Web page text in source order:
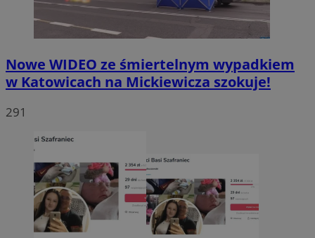
Nowe WIDEO ze śmiertelnym wypadkiem
w Katowicach na Mickiewicza szokuje!
291